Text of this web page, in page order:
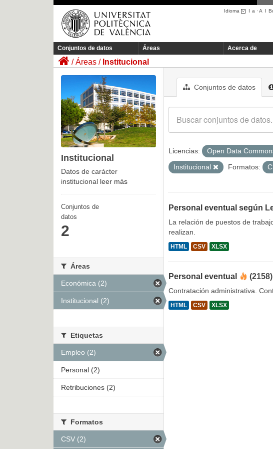
Idioma I a ·A I
Conjuntos de datos Áreas Acerca de
Áreas Institucional
Conjuntos de datos
Licencias: Open Data
Institucional
Formatos:
Personal eventual según
La relación de puestos de
realizan.
HTML CSV XLSX
Personal eventual (2158)
Contratación administrativa.
HTML CSV XLSX
Institucional
Datos de carácter
institucional leer más
Conjuntos de
datos
2
Áreas
Económica (2)
Institucional (2)
Etiquetas
Empleo (2)
Personal (2)
Retribuciones (2)
Formatos
CSV (2)